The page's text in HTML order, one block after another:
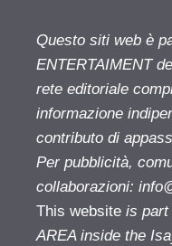
Questo siti web è
ENTERTAIMENT
rete editoriale
informazione
contributo di
Per pubblicità,
collaborazioni:
This website is part
AREA inside the